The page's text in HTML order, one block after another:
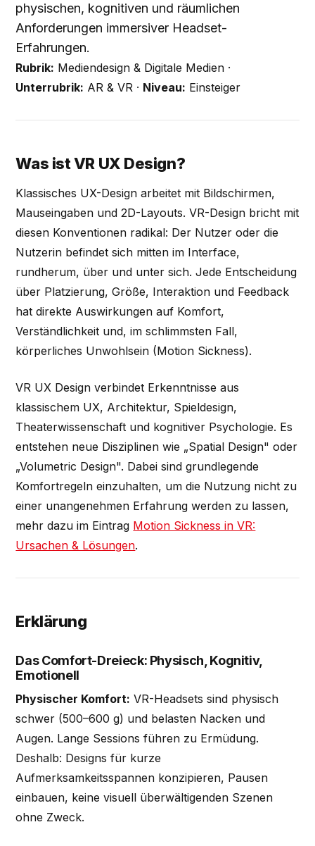
physischen, kognitiven und räumlichen
Anforderungen immersiver Headset-
Erfahrungen.
Rubrik: Mediendesign & Digitale Medien ·
Unterrubrik: AR & VR · Niveau: Einsteiger
Was ist VR UX Design?
Klassisches UX-Design arbeitet mit Bildschirmen,
Mauseingaben und 2D-Layouts. VR-Design bricht mit
diesen Konventionen radikal: Der Nutzer oder die
Nutzerin befindet sich mitten im Interface,
rundherum, über und unter sich. Jede Entscheidung
über Platzierung, Größe, Interaktion und Feedback
hat direkte Auswirkungen auf Komfort,
Verständlichkeit und, im schlimmsten Fall,
körperliches Unwohlsein (Motion Sickness).
VR UX Design verbindet Erkenntnisse aus
klassischem UX, Architektur, Spieldesign,
Theaterwissenschaft und kognitiver Psychologie. Es
entstehen neue Disziplinen wie „Spatial Design" oder
„Volumetric Design". Dabei sind grundlegende
Komfortregeln einzuhalten, um die Nutzung nicht zu
einer unangenehmen Erfahrung werden zu lassen,
mehr dazu im Eintrag Motion Sickness in VR:
Ursachen & Lösungen.
Erklärung
Das Comfort-Dreieck: Physisch, Kognitiv,
Emotionell
Physischer Komfort: VR-Headsets sind physisch
schwer (500–600 g) und belasten Nacken und
Augen. Lange Sessions führen zu Ermüdung.
Deshalb: Designs für kurze
Aufmerksamkeitsspannen konzipieren, Pausen
einbauen, keine visuell überwältigenden Szenen
ohne Zweck.